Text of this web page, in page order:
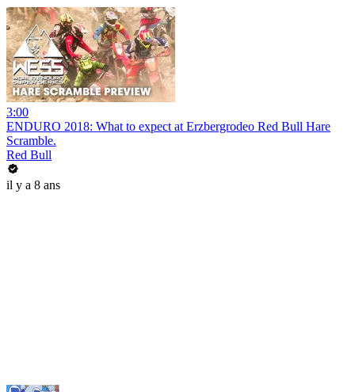
3:00
ENDURO 2018: What to expect at Erzbergrodeo Red Bull Hare
Scramble.
Red Bull
il y a 8 ans